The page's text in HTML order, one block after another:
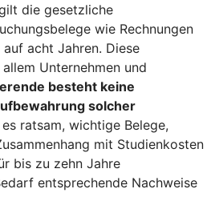
die gesetzliche
wie Rechnungen
acht Jahren. Diese
Unternehmen und
besteht keine
solcher
ratsam, wichtige Belege,
mit Studienkosten
bis zu zehn Jahre
entsprechende Nachweise